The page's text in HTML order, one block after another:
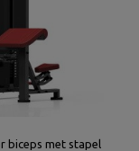
biceps met stapel